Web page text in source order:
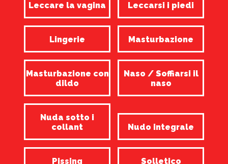
Leccare la vagina Leccarsi i piedi
Lingerie Masturbazione
Masturbazione con
dildo
Naso / Soffiarsi il
naso
Nuda sotto i
collant
Nudo integrale
Pissing Solletico